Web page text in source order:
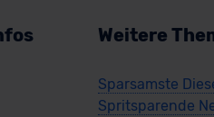
Weitere
Sparsamste
Spritsparende